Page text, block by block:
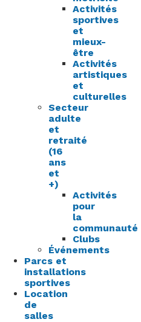
Activités
sportives
et
mieux-
être
Activités
artistiques
et
culturelles
Secteur
adulte
et
retraité
(16
ans
et
+)
Activités
pour
la
communauté
Clubs
Événements
Parcs et
installations
sportives
Location
de
salles